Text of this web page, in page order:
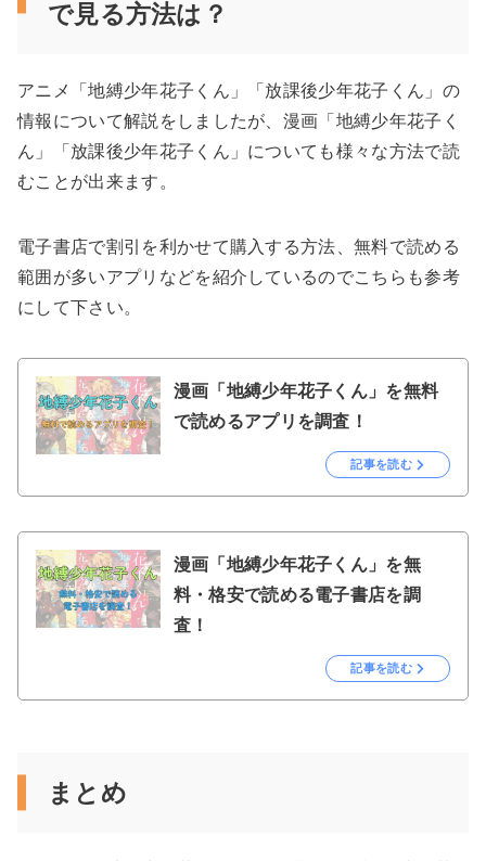
で見る方法は？
アニメ「地縛少年花子くん」「放課後少年花子くん」の
情報について解説をしましたが、漫画「地縛少年花子く
ん」「放課後少年花子くん」についても様々な方法で読
むことが出来ます。
電子書店で割引を利かせて購入する方法、無料で読める
範囲が多いアプリなどを紹介しているのでこちらも参考
にして下さい。
漫画「地縛少年花子くん」を無料
で読めるアプリを調査！
記事を読む
漫画「地縛少年花子くん」を無
料・格安で読める電子書店を調
査！
記事を読む
まとめ